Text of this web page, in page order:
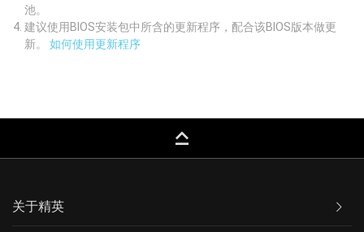
池。
建议使用BIOS安装包中所含的更新程序，配合该BIOS版本做更
新。 如何使用更新程序
keyboard_capslock
关于精英